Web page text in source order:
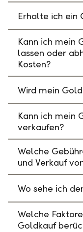
Erhalte ich ein
Kann ich mein
lassen oder
Kosten?
Wird mein
Kann ich mein
verkaufen?
Welche
und Verkauf
Wo sehe ich
Welche
Goldkauf